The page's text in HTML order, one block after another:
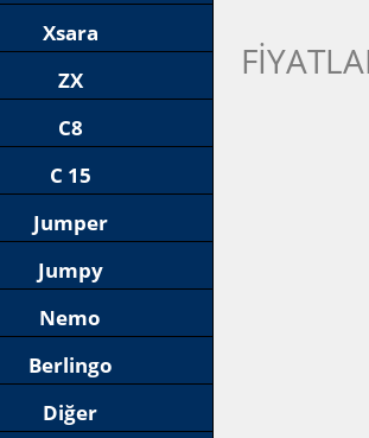
Xsara
ZX
C8
C 15
Jumper
Jumpy
Nemo
Berlingo
Diğer